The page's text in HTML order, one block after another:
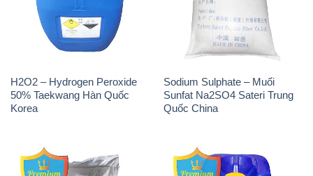
H2O2 – Hydrogen Peroxide
50% Taekwang Hàn Quốc
Korea
Sodium Sulphate – Muối
Sunfat Na2SO4 Sateri Trung
Quốc China